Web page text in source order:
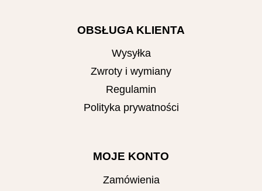
OBSŁUGA KLIENTA
Wysyłka
Zwroty i wymiany
Regulamin
Polityka prywatności
MOJE KONTO
Zamówienia